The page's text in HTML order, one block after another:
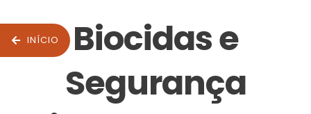
INÍCIO
Biocidas e
Segurança